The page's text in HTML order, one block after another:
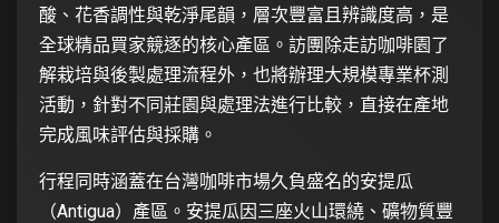
酸、花香調性與乾淨尾韻，層次豐富且辨識度高，是
全球精品買家競逐的核心產區。訪團除走訪咖啡園了
解栽培與後製處理流程外，也將辦理大規模專業杯測
活動，針對不同莊園與處理法進行比較，直接在產地
完成風味評估與採購。
行程同時涵蓋在台灣咖啡市場久負盛名的安提瓜
（Antigua）產區。安提瓜因三座火山環繞、礦物質豐